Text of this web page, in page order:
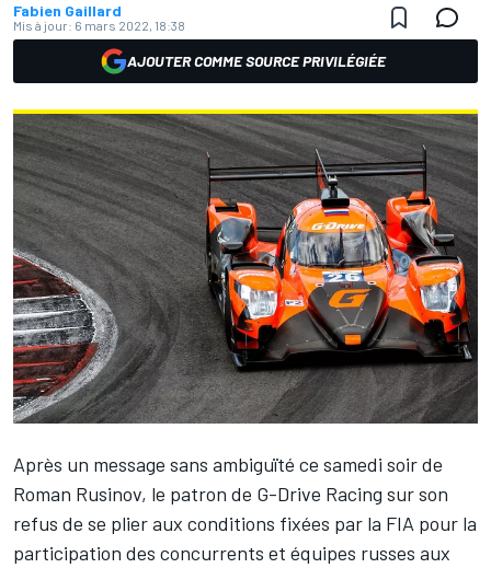
Fabien Gaillard
Mis à jour: 6 mars 2022, 18:38
AJOUTER COMME SOURCE PRIVILÉGIÉE
Après un message sans ambiguïté ce samedi soir de
Roman Rusinov, le patron de G-Drive Racing sur son
refus de se plier aux conditions fixées par la FIA pour la
participation des concurrents et équipes russes aux